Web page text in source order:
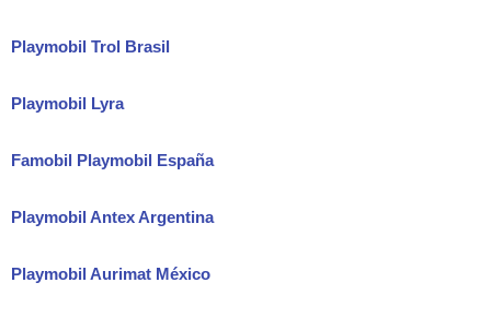
Playmobil Trol Brasil
Playmobil Lyra
Famobil Playmobil España
Playmobil Antex Argentina
Playmobil Aurimat México